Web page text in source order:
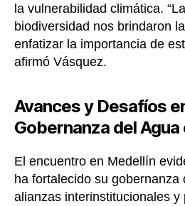
la vulnerabilidad climática.
biodiversidad nos brindaron
enfatizar la importancia de
afirmó Vásquez.
Avances y Desafíos
Gobernanza del
El encuentro en Medellín
ha fortalecido su gobernanza
alianzas interinstitucionales y